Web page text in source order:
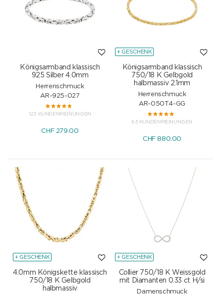
Königsarmband klassisch
925 Silber 4.0mm
Herrenschmuck
AR-925-027
123 KUNDENMEINUNGEN
CHF279.00
+ GESCHENK
Königsarmband klassisch
750/18 K Gelbgold
halbmassiv 2.1mm
Herrenschmuck
AR-050T4-GG
63 KUNDENMEINUNGEN
CHF880.00
+ GESCHENK
4.0mm Königskette klassisch
750/18 K Gelbgold
halbmassiv
+ GESCHENK
Collier 750/18 K Weissgold
mit Diamanten 0.33 ct H/si
Damenschmuck